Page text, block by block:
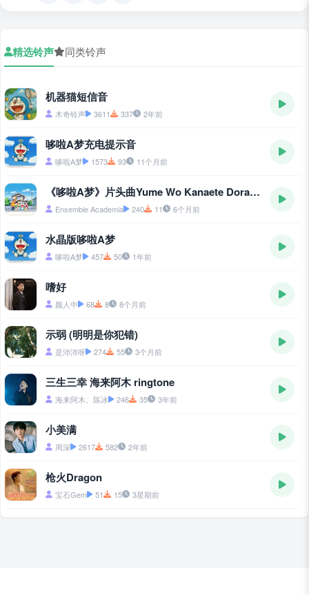
精选铃声 同类铃声
机器猫短信音
木奇铃声 3611 337 2年前
哆啦A梦充电提示音
哆啦A梦 1573 93 11个月前
《哆啦A梦》片头曲Yume Wo Kanaete Doraemon
Ensemble Academia 240 11 6个月前
水晶版哆啦A梦
哆啦A梦 457 50 1年前
嗜好
颜人中 68 8 8个月前
示弱 (明明是你犯错)
是沛沛呀 274 55 3个月前
三生三幸 海来阿木 ringtone
海来阿木、陈冰 246 35 3年前
小美满
周深 2617 582 2年前
枪火Dragon
宝石Gem 51 15 3星期前